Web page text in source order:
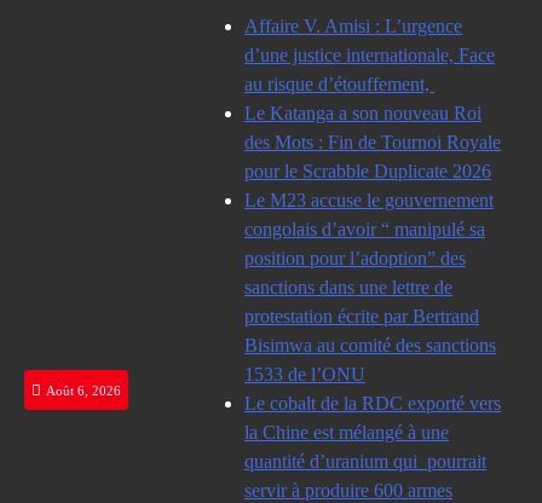
Août 6, 2026
Affaire V. Amisi : L’urgence
d’une justice internationale, Face
au risque d’étouffement,
Le Katanga a son nouveau Roi
des Mots : Fin de Tournoi Royale
pour le Scrabble Duplicate 2026
Le M23 accuse le gouvernement
congolais d’avoir “ manipulé sa
position pour l’adoption” des
sanctions dans une lettre de
protestation écrite par Bertrand
Bisimwa au comité des sanctions
1533 de l’ONU
Le cobalt de la RDC exporté vers
la Chine est mélangé à une
quantité d’uranium qui pourrait
servir à produire 600 armes